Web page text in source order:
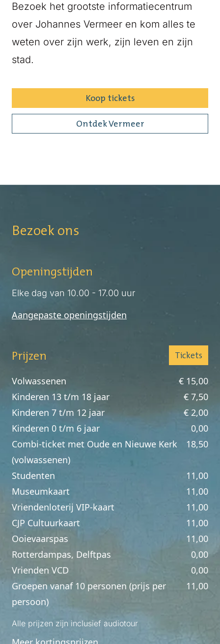
Bezoek het grootste informatiecentrum
over Johannes Vermeer en kom alles te
weten over zijn werk, zijn leven en zijn
stad.
Koop tickets
Ontdek Vermeer
Bezoek ons
Openingstijden
Elke dag van 10.00 - 17.00 uur
Aangepaste openingstijden
Prijzen Tickets
Volwassenen
€ 15,00
Kinderen 13 t/m 18 jaar
€ 7,50
Kinderen 7 t/m 12 jaar
€ 2,00
Kinderen 0 t/m 6 jaar
0,00
Combi-ticket met Oude en Nieuwe Kerk
(volwassenen)
18,50
Studenten
11,00
Museumkaart
11,00
Vriendenloterij VIP-kaart
11,00
CJP Cultuurkaart
11,00
Ooievaarspas
11,00
Rotterdampas, Delftpas
0,00
Vrienden VCD
0,00
Groepen vanaf 10 personen (prijs per
persoon)
11,00
Alle prijzen zijn inclusief audiotour